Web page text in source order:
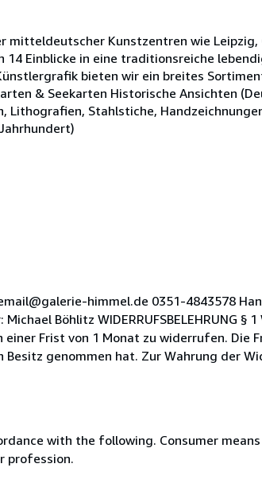
mitteldeutscher Kunstzentren wie
Einblicke in eine traditionsreiche
bieten wir ein breites
& Seekarten Historische Ansichten
Stahlstiche,
himmel.de 0351-4843578
Böhlitz WIDERRUFSBELEHRUNG
Frist von 1 Monat zu widerrufen. Die
genommen hat. Zur Wahrung der
with the following. Consumer
profession.